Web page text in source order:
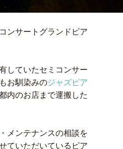
ンサートグランドピア
していたセミコンサー
お馴染みのジャズピア
内のお店まで運搬した
メンテナンスの相談を
ていただいているピア